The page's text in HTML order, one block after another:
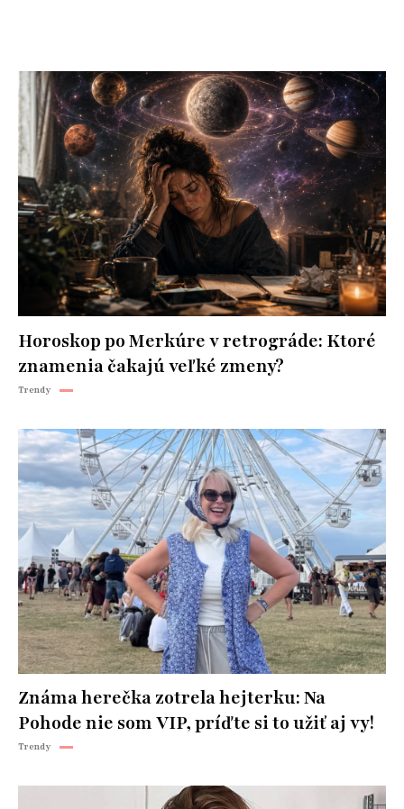
Horoskop po Merkúre v retrográde: Ktoré
znamenia čakajú veľké zmeny?
Trendy
Známa herečka zotrela hejterku: Na
Pohode nie som VIP, príďte si to užiť aj vy!
Trendy